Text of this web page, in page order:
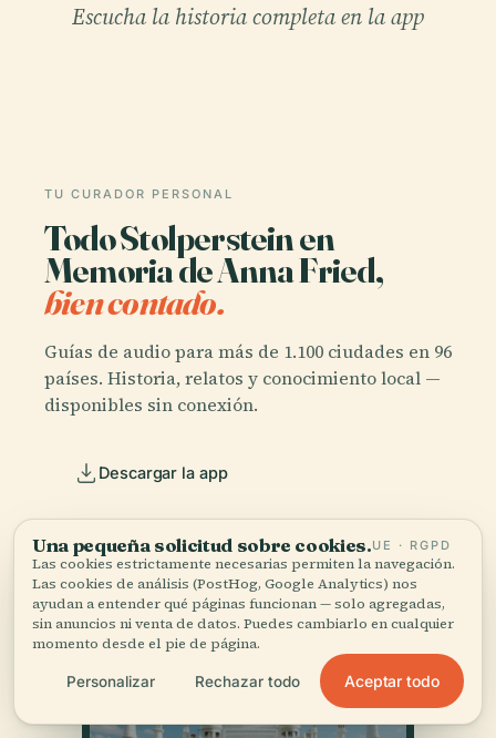
Escucha la historia completa en la app
TU CURADOR PERSONAL
Todo Stolperstein en
Memoria de Anna Fried,
bien contado.
Guías de audio para más de 1.100 ciudades en 96
países. Historia, relatos y conocimiento local —
disponibles sin conexión.
Descargar la app
Únete a más de 50.000 viajeros
Una pequeña solicitud sobre cookies.UE · RGPD
Las cookies estrictamente necesarias permiten la navegación.
Las cookies de análisis (PostHog, Google Analytics) nos
ayudan a entender qué páginas funcionan — solo agregadas,
sin anuncios ni venta de datos. Puedes cambiarlo en cualquier
momento desde el pie de página.
Personalizar Rechazar todo Aceptar todo